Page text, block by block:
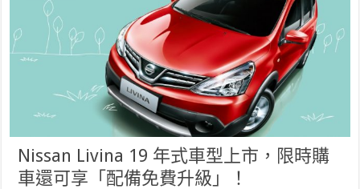
Nissan Livina 19 年式車型上市，限時購
車還可享「配備免費升級」！